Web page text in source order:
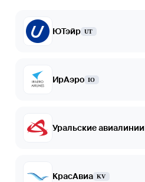
ЮТэйр UT
ИрАэро IO
Уральские авиалинии
КрасАвиа KV